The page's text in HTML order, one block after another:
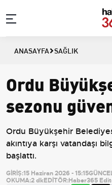
ANASAYFA SAĞLIK
Ordu
sezonu
Ordu Büyükşehir
akıntıya karşı vatandaşı
başlattı.
GİRİŞ:15 Haziran 2026 - 15:15
OKUMA:2 dkEDİTÖR:Haber365